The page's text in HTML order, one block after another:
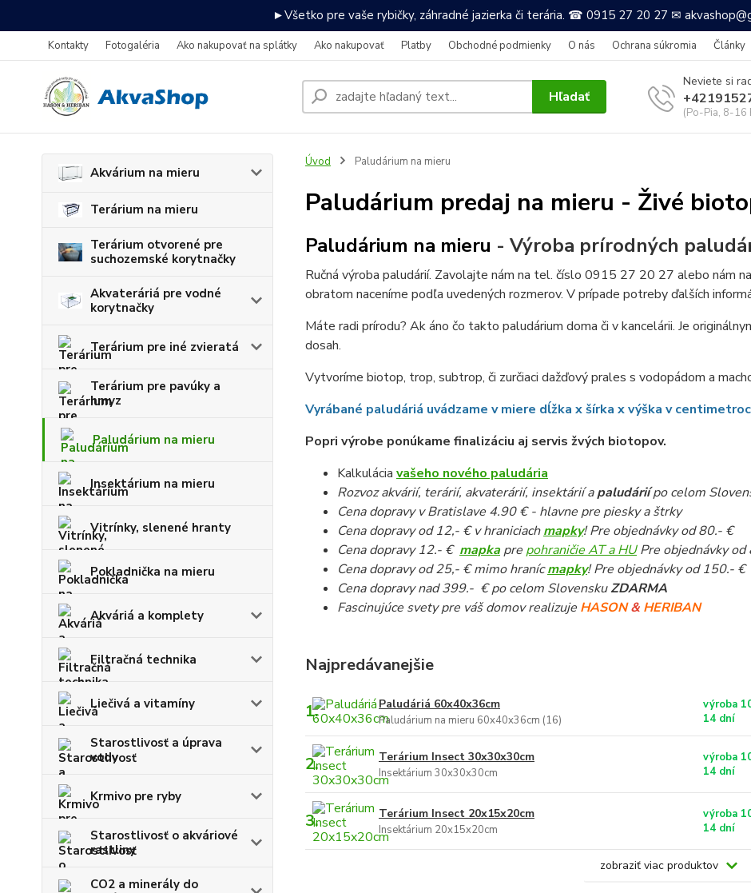
►Všetko pre vaše rybičky, záhradné jazierka či terária. ☎ 0915 27 20 27 ✉
Kontakty Fotogaléria Ako nakupovať na splátky Ako nakupovať Platby Obchodné podmienky O nás Ochrana súkromia Články
Hľadať
Neviete si
(Po-Pia, 8-16
Akvárium na mieru
Terárium na mieru
Terárium otvorené pre
suchozemské korytnačky
Akvateráriá pre vodné
korytnačky
Terárium pre iné zvieratá
Terárium pre pavúky a
hmyz
Paludárium na mieru
Insektárium na mieru
Vitrínky, slenené hranty
Pokladnička na mieru
Akváriá a komplety
Filtračná technika
Liečivá a vitamíny
Starostlivosť a úprava
vody
Krmivo pre ryby
Starostlivosť o akváriové
rastliny
CO2 a minerály do
Úvod Paludárium na mieru
Paludárium predaj na mieru - Živé
Paludárium na mieru - Výroba prírodných
Ručná výroba paludárií. Zavolajte nám na tel. číslo 0915 27 20 27 alebo nám
obratom naceníme podľa uvedených rozmerov. V prípade potreby ďalších
Máte radi prírodu? Ak áno čo takto paludárium doma či v kancelárii. Je
dosah.
Vytvoríme biotop, trop, subtrop, či zurčiaci dažďový prales s vodopádom a
Vyrábané paludáriá uvádzame v miere dĺžka x šírka x výška v
Popri výrobe ponúkame finalizáciu aj servis žvých biotopov.
Kalkulácia vašeho nového paludária
Rozvoz akvárií, terárií, akvaterárií, insektárií apaludáriípo celom
Cena dopravy v Bratislave 4.90 € - hlavne pre piesky a štrky
Cena dopravy od 12,- € v hraniciachmapky! Pre objednávky od 80.- €
Cena dopravy 12.- € mapkapre pohraničie AT a HUPre objednávky od
Cena dopravy od 25,- € mimo hranícmapky! Pre objednávky od 150.- €
Cena dopravy nad 399.- € po celom SlovenskuZDARMA
Fascinujúce svety pre váš domov realizuje HASON&HERIBAN
Najpredávanejšie
1. Paludáriá 60x40x36cm
Paludárium na mieru 60x40x36cm (16)
výroba
14 dní
2. Terárium Insect 30x30x30cm
Insektárium 30x30x30cm
výroba
14 dní
3. Terárium Insect 20x15x20cm
Insektárium 20x15x20cm
výroba
14 dní
zobraziť viac produktov